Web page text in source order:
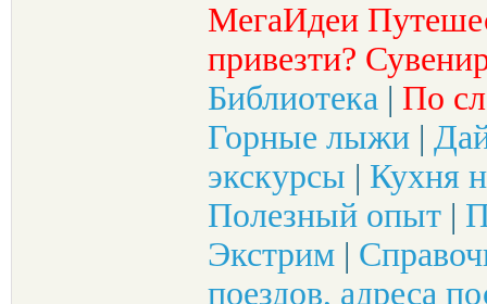
МегаИдеи
привезти?
Библиотека | По
Горные лыжи |
экскурсы | Кухня
Полезный опыт |
Экстрим |
поездов, адреса